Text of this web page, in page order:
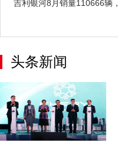
吉利银河8月销量110666辆，
头条新闻